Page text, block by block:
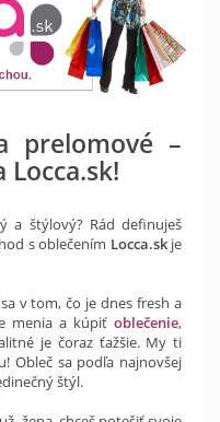
prelomové –
a štýlový? Rád definuješ
s oblečením Locca.skje
v tom, čo je dnes fresh a
menia a kúpiť oblečenie,
je čoraz ťažšie. My ti
Obleč sa podľa najnovšej
štýl.